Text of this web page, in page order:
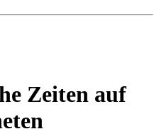
Zeiten auf